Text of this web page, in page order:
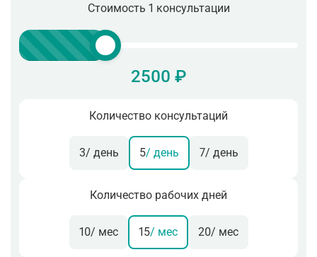
Стоимость 1 консультации
2500 ₽
Количество консультаций
3/ день 5/ день 7/ день
Количество рабочих дней
10/ мес 15/ мес 20/ мес